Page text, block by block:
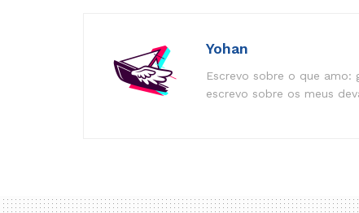
Yohan
Escrevo sobre o que amo:
escrevo sobre os meus